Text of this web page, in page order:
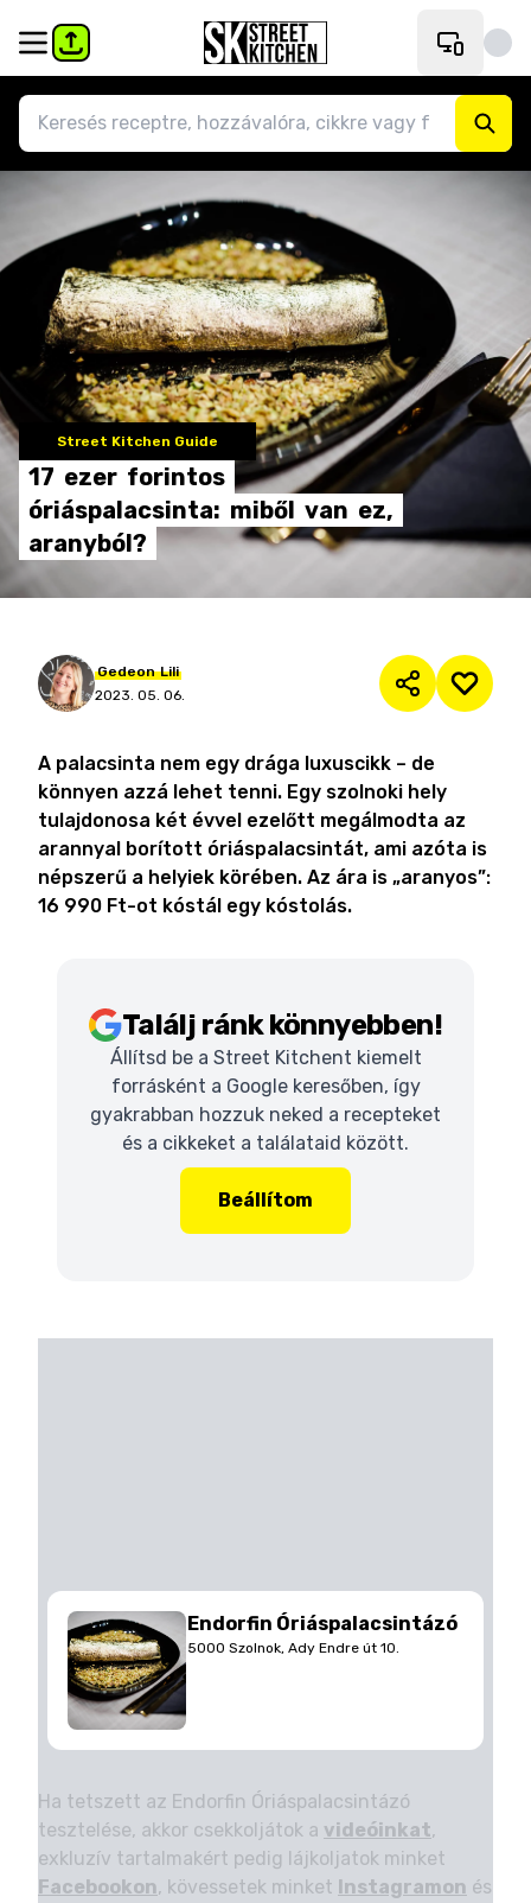
Street Kitchen Guide
17 ezer forintos
óriáspalacsinta: miből van ez,
aranyból?
Gedeon Lili
2023. 05. 06.
A palacsinta nem egy drága luxuscikk – de
könnyen azzá lehet tenni. Egy szolnoki hely
tulajdonosa két évvel ezelőtt megálmodta az
arannyal borított óriáspalacsintát, ami azóta is
népszerű a helyiek körében. Az ára is „aranyos”:
16 990 Ft-ot kóstál egy kóstolás.
Találj ránk könnyebben!
Állítsd be a Street Kitchent kiemelt
forrásként a Google keresőben, így
gyakrabban hozzuk neked a recepteket
és a cikkeket a találataid között.
Beállítom
Endorfin Óriáspalacsintázó
5000 Szolnok, Ady Endre út 10.
Ha tetszett az Endorfin Óriáspalacsintázó
tesztelése, akkor csekkoljátok a videóinkat,
exkluzív tartalmakért pedig lájkoljatok minket
Facebookon, kövessetek minket Instagramon és